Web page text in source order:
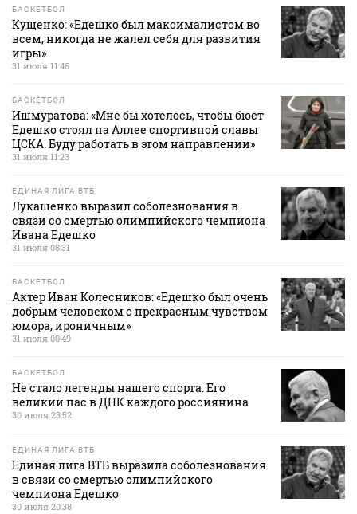
БАСКЕТБОЛ
Кущенко: «Едешко был максималистом во
всем, никогда не жалел себя для развития
игры»
31 июля 11:46
БАСКЕТБОЛ
Ишмуратова: «Мне бы хотелось, чтобы бюст
Едешко стоял на Аллее спортивной славы
ЦСКА. Буду работать в этом направлении»
31 июля 11:23
ЕДИНАЯ ЛИГА ВТБ
Лукашенко выразил соболезнования в
связи со смертью олимпийского чемпиона
Ивана Едешко
31 июля 08:31
БАСКЕТБОЛ
Актер Иван Колесников: «Едешко был очень
добрым человеком с прекрасным чувством
юмора, ироничным»
31 июля 00:49
БАСКЕТБОЛ
Не стало легенды нашего спорта. Его
великий пас в ДНК каждого россиянина
30 июля 23:52
ЕДИНАЯ ЛИГА ВТБ
Единая лига ВТБ выразила соболезнования
в связи со смертью олимпийского
чемпиона Едешко
30 июля 20:38